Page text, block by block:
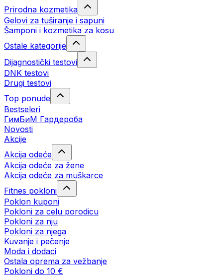
Prirodna kozmetika
Gelovi za tuširanje i sapuni
Šamponi i kozmetika za kosu
Ostale kategorije
Dijagnostički testovi
DNK testovi
Drugi testovi
Top ponude
Bestseleri
ГимБиМ Гардeробa
Novosti
Akcije
Akcija odeće
Akcija odeće za žene
Akcija odeće za muškarce
Fitnes pokloni
Poklon kuponi
Pokloni za celu porodicu
Pokloni za nju
Pokloni za njega
Kuvanje i pečenje
Moda i dodaci
Ostala oprema za vežbanje
Pokloni do 10 €